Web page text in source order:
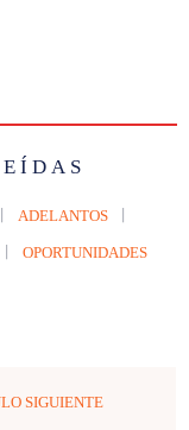
ADELANTOS
OPORTUNIDADES
SIGUIENTE